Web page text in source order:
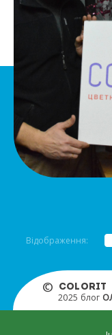
Відображення:
© COLORIT
2025 блог